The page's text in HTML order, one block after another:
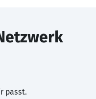
passt.